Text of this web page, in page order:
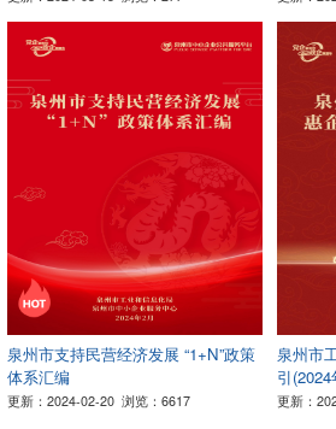
泉州市支持民营经济发展 “1+N”政策
体系汇编
更新：2024-02-20 浏览：6617
泉州市
引(2024
更新：